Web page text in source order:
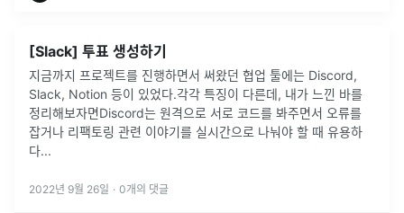
[Slack] 투표 생성하기
지금까지 프로젝트를 진행하면서 써왔던 협업 툴에는 Discord,
Slack, Notion 등이 있었다.각각 특징이 다른데, 내가 느낀 바를
정리해보자면Discord는 원격으로 서로 코드를 봐주면서 오류를
잡거나 리팩토링 관련 이야기를 실시간으로 나눠야 할 때 유용하
다...
2022년 9월 26일 · 0개의 댓글